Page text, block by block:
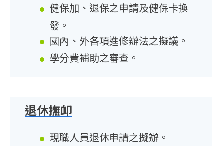
健保加、退保之申請及健保卡換
發。
國內、外各項進修辦法之擬議。
學分費補助之審查。
退休撫卹
現職人員退休申請之擬辦。